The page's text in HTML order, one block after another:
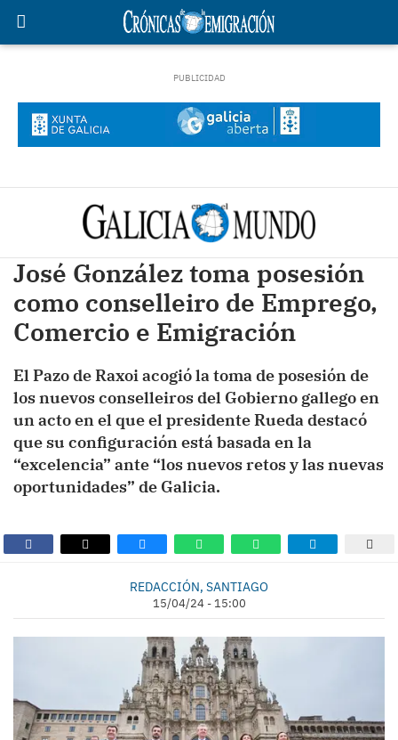
José González toma posesión
como conselleiro de Emprego,
Comercio e Emigración
El Pazo de Raxoi acogió la toma de posesión de
los nuevos conselleiros del Gobierno gallego en
un acto en el que el presidente Rueda destacó
que su configuración está basada en la
“excelencia” ante “los nuevos retos y las nuevas
oportunidades” de Galicia.
REDACCIÓN, SANTIAGO
15/04/24 - 15:00